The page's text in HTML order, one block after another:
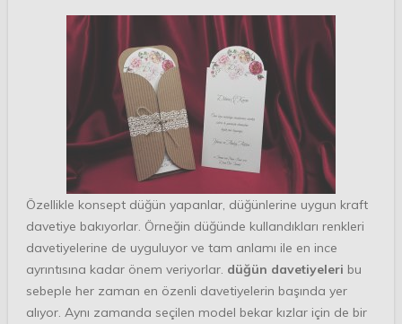
Özellikle konsept düğün yapanlar, düğünlerine uygun kraft
davetiye bakıyorlar. Örneğin düğünde kullandıkları renkleri
davetiyelerine de uyguluyor ve tam anlamı ile en ince
ayrıntısına kadar önem veriyorlar. düğün davetiyeleri bu
sebeple her zaman en özenli davetiyelerin başında yer
alıyor. Aynı zamanda seçilen model bekar kızlar için de bir